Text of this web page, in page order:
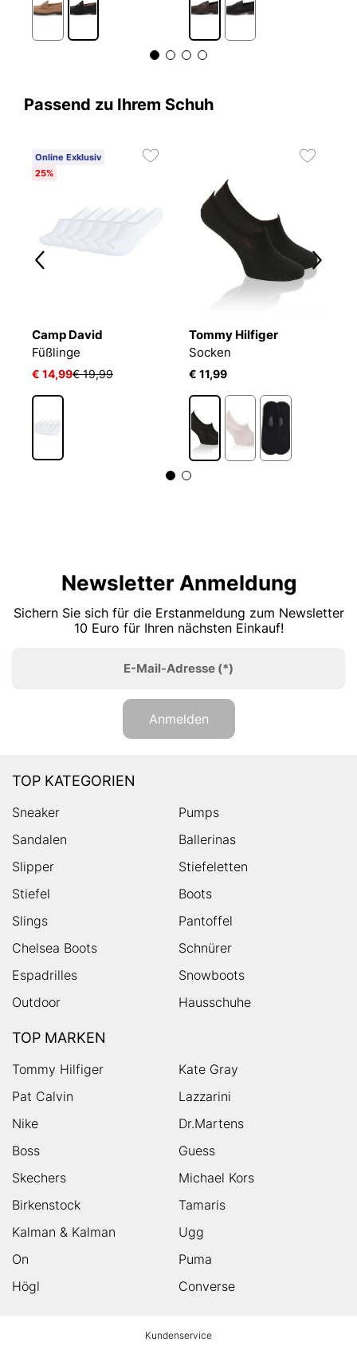
Passend zu Ihrem Schuh
Online Exklusiv
25%
Camp David
Füßlinge
€ 14,99€ 19,99
Tommy Hilfiger
Socken
€ 11,99
Newsletter Anmeldung
Sichern Sie sich für die Erstanmeldung zum Newsletter
10 Euro für Ihren nächsten Einkauf!
E-Mail-Adresse (*)
Anmelden
TOP KATEGORIEN
Sneaker
Pumps
Sandalen
Ballerinas
Slipper
Stiefeletten
Stiefel
Boots
Slings
Pantoffel
Chelsea Boots
Schnürer
Espadrilles
Snowboots
Outdoor
Hausschuhe
TOP MARKEN
Tommy Hilfiger
Kate Gray
Pat Calvin
Lazzarini
Nike
Dr.Martens
Boss
Guess
Skechers
Michael Kors
Birkenstock
Tamaris
Kalman & Kalman
Ugg
On
Puma
Högl
Converse
Kundenservice